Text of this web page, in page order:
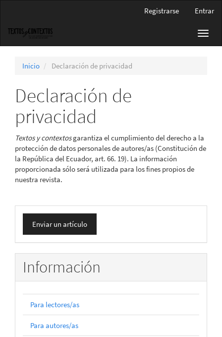
principal
Barra
Registrarse Entrar
Inicio Declaración de privacidad
Declaración de
privacidad
Textos y contextosgarantiza el cumplimiento del derecho a la
protección de datos personales de autores/as (Constitución de
la República del Ecuador, art. 66. 19). La información
proporcionada sólo será utilizada para los fines propios de
nuestra revista.
Enviar
un
artículo
Enviar un artículo
Información
Para lectores/as
Para autores/as